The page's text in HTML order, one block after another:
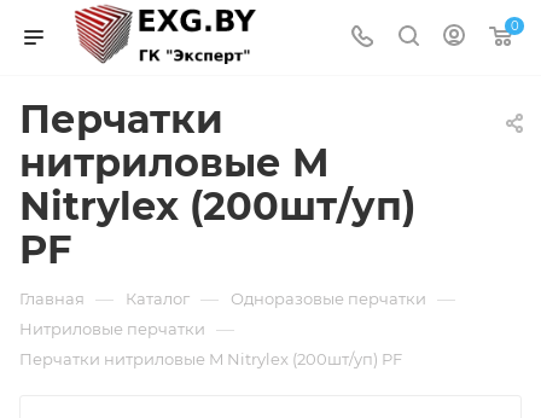
0
Перчатки
нитриловые M
Nitrylex (200шт/уп)
PF
Главная — Каталог — Одноразовые перчатки —
Нитриловые перчатки —
Перчатки нитриловые M Nitrylex (200шт/уп) PF